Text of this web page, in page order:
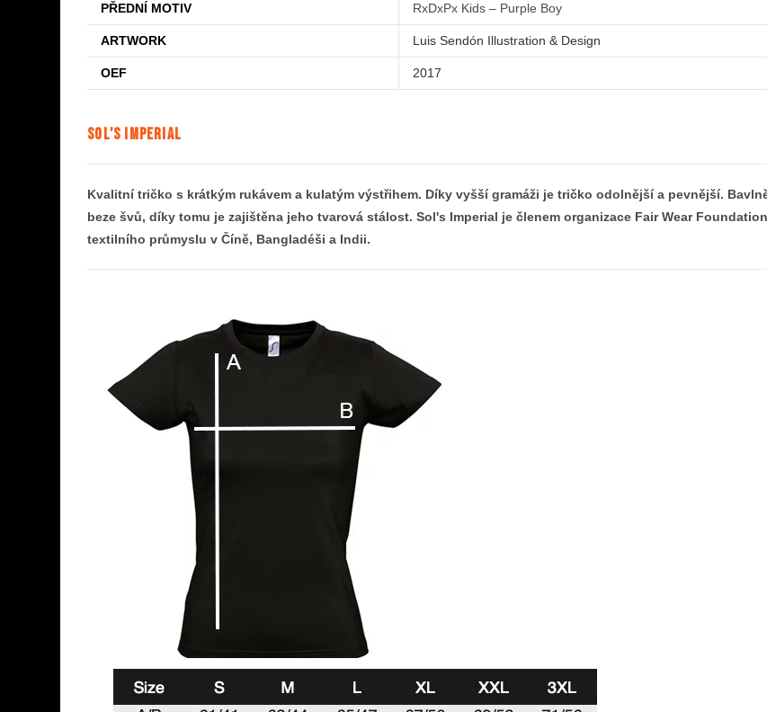
PŘEDNÍ MOTIV RxDxPx Kids – Purple Boy
ARTWORK Luis Sendón Illustration & Design
OEF 2017
SOL'S IMPERIAL
Kvalitní tričko s krátkým rukávem a kulatým výstřihem. Díky vyšší gramáži je tričko odolnější a pevnější.
beze švů, díky tomu je zajištěna jeho tvarová stálost. Sol's Imperial je členem organizace Fair Wear
textilního průmyslu v Číně, Bangladéši a Indii.